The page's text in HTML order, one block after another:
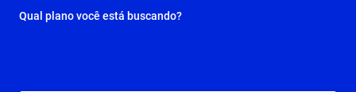
Qual plano você está buscando?